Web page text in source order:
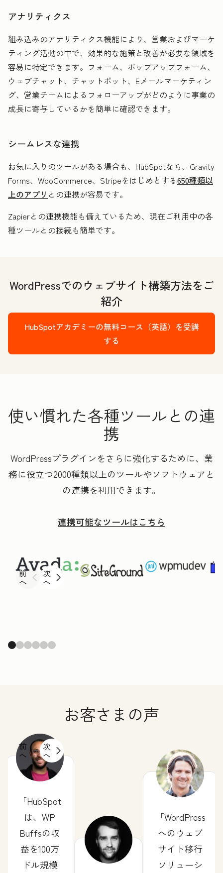
アナリティクス
組み込みのアナリティクス機能により、営業およびマーケ
ティング活動の中で、効果的な施策と改善が必要な領域を
容易に特定できます。フォーム、ポップアップフォーム、
ウェブチャット、チャットボット、Eメールマーケティン
グ、営業チームによるフォローアップがどのように事業の
成長に寄与しているかを簡単に確認できます。
シームレスな連携
お気に入りのツールがある場合も、HubSpotなら、Gravity
Forms、WooCommerce、Stripeをはじめとする650種類以
上のアプリ との連携が容易です。
Zapierとの連携機能も備えているため、現在ご利用中の各
種ツールとの接続も簡単です。
WordPressでのウェブサイト構築方法をご
紹介
HubSpotアカデミーの無料コース（英語）を受講
する
使い慣れた各種ツールとの連
携
WordPressプラグインをさらに強化するために、業
務に役立つ2000種類以上のツールやソフトウェアと
の連携を利用できます。
連携可能なツールはこちら
前
へ
次
へ
お客さまの声
前
へ
次
へ
HubSpot
は、WP
Buffsの収
益を100万
ドル規模
WordPress
へのウェブ
サイト移行
ソリューシ